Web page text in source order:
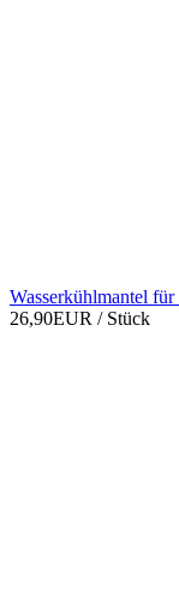
Wasserkühlmantel
26,90EUR / Stück